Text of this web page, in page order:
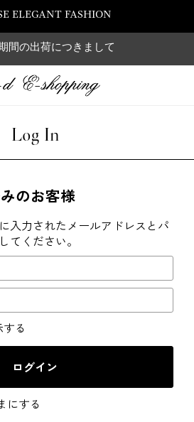
ELEGANT FASHION
間の出荷につきまして
Log In
のお客様
入力されたメールアドレスとパ
てください。
る
にする